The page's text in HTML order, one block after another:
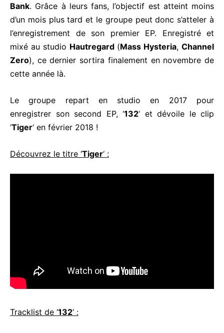
Bank. Grâce à leurs fans, l’objectif est atteint moins
d’un mois plus tard et le groupe peut donc s’atteler à
l’enregistrement de son premier EP. Enregistré et
mixé au studio Hautregard(Mass Hysteria,Channel
Zero), ce dernier sortira finalement en novembre de
cette année là.
Le groupe repart en studio en 2017 pour
enregistrer son second EP, ‘132‘ et dévoile le clip
‘Tiger‘ en février 2018 !
Découvrez le titre ‘Tiger‘ :
Tracklist de ‘132‘ :